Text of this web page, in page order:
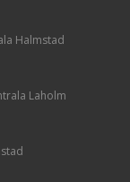
Halmstad
Laholm